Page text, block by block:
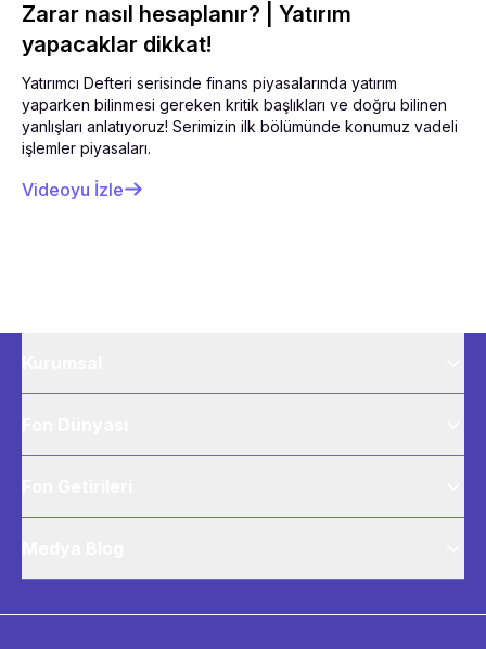
Zarar nasıl hesaplanır? | Yatırım
yapacaklar dikkat!
Yatırımcı Defteri serisinde finans piyasalarında yatırım
yaparken bilinmesi gereken kritik başlıkları ve doğru bilinen
yanlışları anlatıyoruz! Serimizin ilk bölümünde konumuz vadeli
işlemler piyasaları.
Videoyu İzle